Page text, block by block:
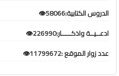
الدروس الكتابية:58066👁️
ادعــيــة واذكـــــار:226990👁️
عدد زوار الموقع :11799672👁️